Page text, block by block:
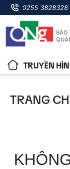
0255 3828328
BÁO
TRUYỀN
TRANG